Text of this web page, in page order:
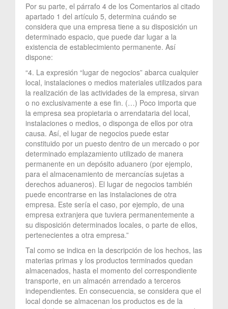
Por su parte, el párrafo 4 de los Comentarios al citado
apartado 1 del artículo 5, determina cuándo se
considera que una empresa tiene a su disposición un
determinado espacio, que puede dar lugar a la
existencia de establecimiento permanente. Así
dispone:
“4. La expresión “lugar de negocios” abarca cualquier
local, instalaciones o medios materiales utilizados para
la realización de las actividades de la empresa, sirvan
o no exclusivamente a ese fin. (…) Poco importa que
la empresa sea propietaria o arrendataria del local,
instalaciones o medios, o disponga de ellos por otra
causa. Así, el lugar de negocios puede estar
constituido por un puesto dentro de un mercado o por
determinado emplazamiento utilizado de manera
permanente en un depósito aduanero (por ejemplo,
para el almacenamiento de mercancías sujetas a
derechos aduaneros). El lugar de negocios también
puede encontrarse en las instalaciones de otra
empresa. Este sería el caso, por ejemplo, de una
empresa extranjera que tuviera permanentemente a
su disposición determinados locales, o parte de ellos,
pertenecientes a otra empresa.”
Tal como se indica en la descripción de los hechos, las
materias primas y los productos terminados quedan
almacenados, hasta el momento del correspondiente
transporte, en un almacén arrendado a terceros
independientes. En consecuencia, se considera que el
local donde se almacenan los productos es de la